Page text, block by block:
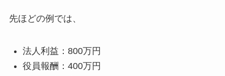
先ほどの例では、
法人利益：800万円
役員報酬：400万円